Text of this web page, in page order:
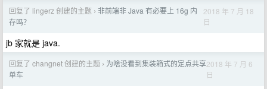
回复了 lingerz 创建的主题 › 非前端非 Java 有必要上 16g 内
存吗？
2018 年 7 月 18
日
jb 家就是 java.
回复了 changnet 创建的主题 › 为啥没看到集装箱式的定点共享
单车
2018 年 7 月 6
日